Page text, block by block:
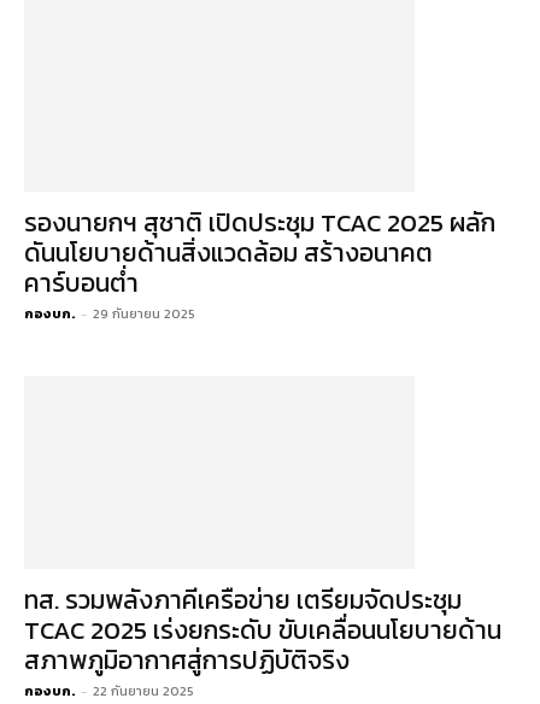
รองนายกฯ สุชาติ เปิดประชุม TCAC 2025 ผลัก
ดันนโยบายด้านสิ่งแวดล้อม สร้างอนาคต
คาร์บอนต่ำ
กองบก. - 29 กันยายน 2025
ทส. รวมพลังภาคีเครือข่าย เตรียมจัดประชุม
TCAC 2025 เร่งยกระดับ ขับเคลื่อนนโยบายด้าน
สภาพภูมิอากาศสู่การปฏิบัติจริง
กองบก. - 22 กันยายน 2025